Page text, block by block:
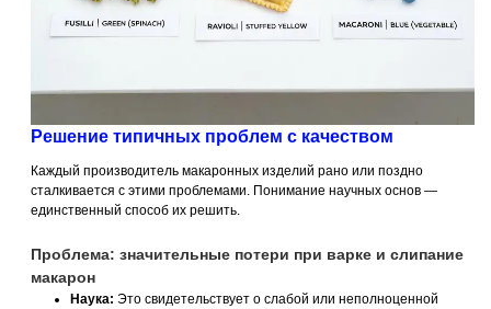
Решение типичных проблем с качеством
Каждый производитель макаронных изделий рано или поздно
сталкивается с этими проблемами. Понимание научных основ —
единственный способ их решить.
Проблема: значительные потери при варке и слипание
макарон
Наука: Это свидетельствует о слабой или неполноценной